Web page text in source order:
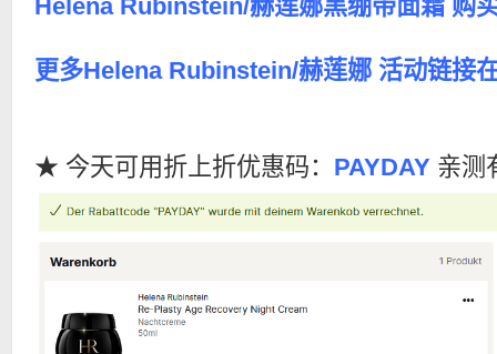
Helena Rubinstein/赫莲娜黑绷带面霜 购
更多Helena Rubinstein/赫莲娜 活动链接
★ 今天可用折上折优惠码： PAYDAY 亲测